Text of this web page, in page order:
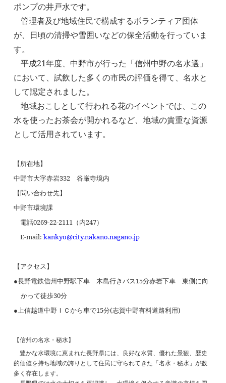
ポンプの井戸水です。
管理者及び地域住民で構成するボランティア団体
が、日頃の清掃や雪囲いなどの保全活動を行っていま
す。
平成21年度、中野市が行った「信州中野の名水選」
において、試飲した多くの市民の評価を得て、名水と
して認定されました。
地域おこしとして行われる花のイベントでは、この
水を使ったお茶会が開かれるなど、地域の貴重な資源
として活用されています。
【所在地】
中野市大字赤岩332 谷厳寺境内
【問い合わせ先】
中野市環境課
電話0269-22-2111 （内247）
E-mail:kankyo@city.nakano.nagano.jp
【アクセス】
●長野電鉄信州中野駅下車 木島行きバス15分赤岩下車 東側に向
かって徒歩30分
●上信越道中野ＩＣから車で15分(志賀中野有料道路利用)
【信州の名水・秘水】
豊かな水環境に恵まれた長野県には、良好な水質、優れた景観、歴史
的価値を持ち地域の誇りとして住民に守られてきた「名水・秘水」が数
多く存在します。